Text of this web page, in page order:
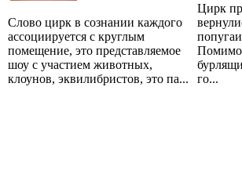
Слово цирк в сознании каждого
ассоциируется с круглым
помещение, это представляемое
шоу с участием животных,
клоунов, эквилибристов, это па...
Цирк
Помимо
го...